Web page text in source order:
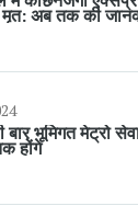
अब तक की
बार भूमिगत मेट्रो
होंगे